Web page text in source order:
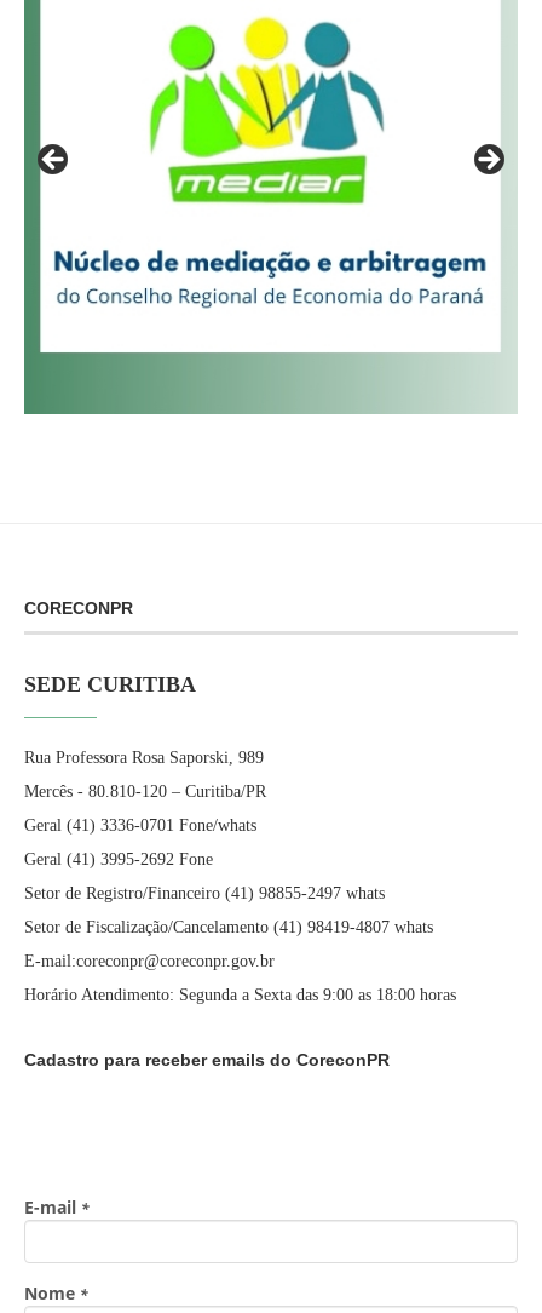
CORECONPR
SEDE CURITIBA
Rua Professora Rosa Saporski, 989
Mercês - 80.810-120 – Curitiba/PR
Geral (41) 3336-0701 Fone/whats
Geral (41) 3995-2692 Fone
Setor de Registro/Financeiro (41) 98855-2497 whats
Setor de Fiscalização/Cancelamento (41) 98419-4807 whats
E-mail:coreconpr@coreconpr.gov.br
Horário Atendimento: Segunda a Sexta das 9:00 as 18:00 horas
Cadastro para receber emails do CoreconPR